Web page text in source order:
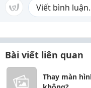
Bài viết liên quan
Thay màn